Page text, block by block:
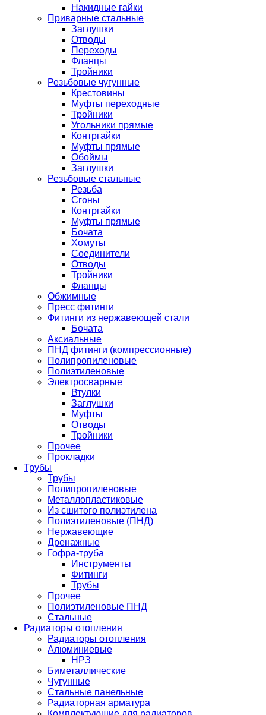
Накидные гайки
Приварные стальные
Заглушки
Отводы
Переходы
Фланцы
Тройники
Резьбовые чугунные
Крестовины
Муфты переходные
Тройники
Угольники прямые
Контргайки
Муфты прямые
Обоймы
Заглушки
Резьбовые стальные
Резьба
Сгоны
Контргайки
Муфты прямые
Бочата
Хомуты
Соединители
Отводы
Тройники
Фланцы
Обжимные
Пресс фитинги
Фитинги из нержавеющей стали
Бочата
Аксиальные
ПНД фитинги (компрессионные)
Полипропиленовые
Полиэтиленовые
Электросварные
Втулки
Заглушки
Муфты
Отводы
Тройники
Прочее
Прокладки
Трубы
Трубы
Полипропиленовые
Металлопластиковые
Из сшитого полиэтилена
Полиэтиленовые (ПНД)
Нержавеющие
Дренажные
Гофра-труба
Инструменты
Фитинги
Трубы
Прочее
Полиэтиленовые ПНД
Стальные
Радиаторы отопления
Радиаторы отопления
Алюминиевые
НРЗ
Биметаллические
Чугунные
Стальные панельные
Радиаторная арматура